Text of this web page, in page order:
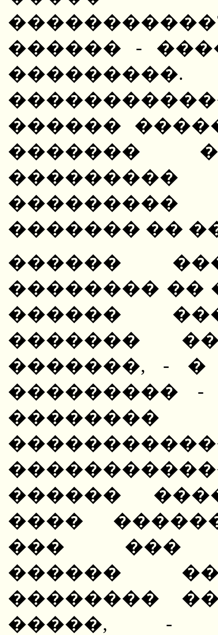
������ -
������
�������
������� ��
������
�������� ��
������
�������
�������, -
���������
������
����
��� ���
������
��������
�����, -